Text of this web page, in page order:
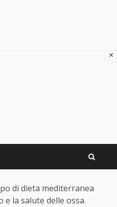
di dieta mediterranea
e la salute delle ossa
×